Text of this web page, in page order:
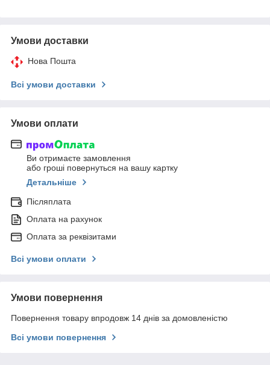
Умови доставки
Нова Пошта
Всі умови доставки
Умови оплати
Ви отримаєте замовлення
або гроші повернуться на вашу картку
Детальніше
Післяплата
Оплата на рахунок
Оплата за реквізитами
Всі умови оплати
Умови повернення
Повернення товару впродовж 14 днів за домовленістю
Всі умови повернення